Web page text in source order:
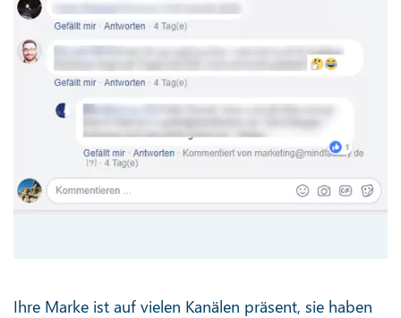
Ihre Marke ist auf vielen Kanälen präsent, sie haben